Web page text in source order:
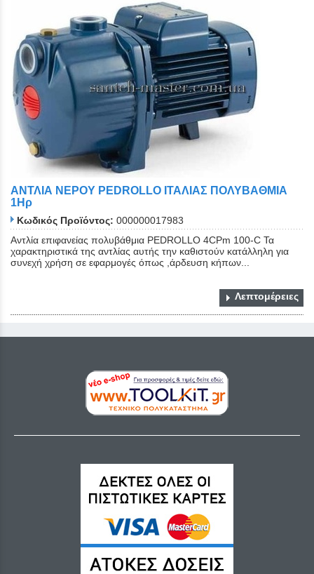
ΑΝΤΛΙΑ ΝΕΡΟΥ PEDROLLO ΙΤΑΛΙΑΣ ΠOΛΥΒΑΘΜΙΑ
1Ηρ
Κωδικός Προϊόντος: 000000017983
Αντλία επιφανείας πολυβάθμια PEDROLLO 4CPm 100-C Τα
χαρακτηριστικά της αντλίας αυτής την καθιστούν κατάλληλη για
συνεχή χρήση σε εφαρμογές όπως ,άρδευση κήπων...
Λεπτομέρειες